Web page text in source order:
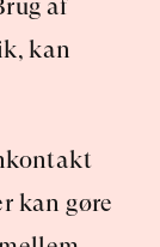
af
kan
kan gøre